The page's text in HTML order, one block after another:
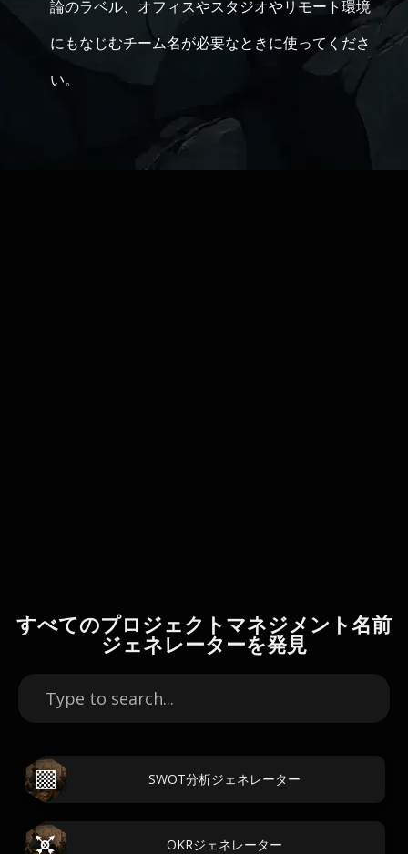
論のラベル、オフィスやスタジオやリモート環境
にもなじむチーム名が必要なときに使ってくださ
い。
すべてのプロジェクトマネジメント名前
ジェネレーターを発見
SWOT分析ジェネレーター
OKRジェネレーター